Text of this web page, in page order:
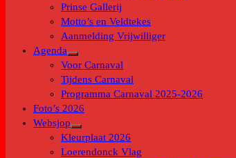
Prinse Gallerij
Motto’s en Veldtekes
Aanmelding Vrijwilliger
Agenda
Toon
submenu
Voor Carnaval
Tijdens Carnaval
Programma Carnaval 2025-2026
Foto’s 2026
Websjop
Toon
submenu
Kleurplaat 2026
Loerendonck Vlag